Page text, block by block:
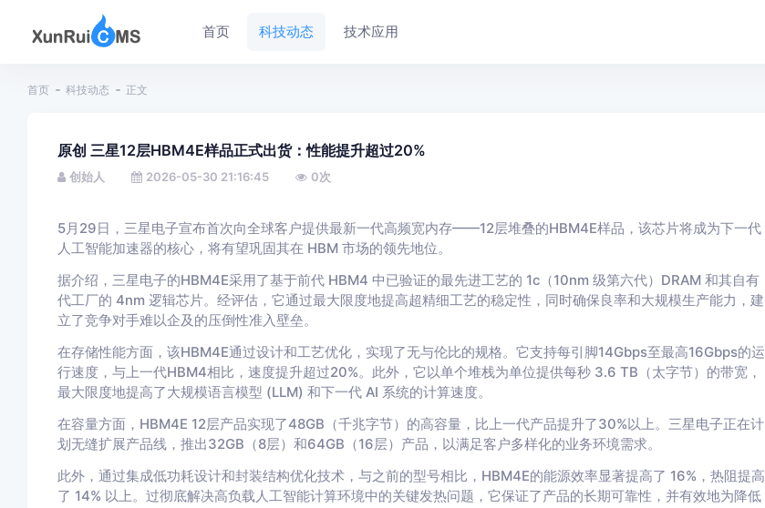
首页 科技动态 技术应用
首页 科技动态 正文
原创 三星12层HBM4E样品正式出货：性能提升超过20%
创始人 2026-05-30 21:16:45 0次
5月29日，三星电子宣布首次向全球客户提供最新一代高频宽内存——12层堆叠的HBM4E样品，该芯片将成为下一代
人工智能加速器的核心，将有望巩固其在 HBM 市场的领先地位。
据介绍，三星电子的HBM4E采用了基于前代 HBM4 中已验证的最先进工艺的 1c（10nm 级第六代）DRAM 和其自有
代工厂的 4nm 逻辑芯片。经评估，它通过最大限度地提高超精细工艺的稳定性，同时确保良率和大规模生产能力，建
立了竞争对手难以企及的压倒性准入壁垒。
在存储性能方面，该HBM4E通过设计和工艺优化，实现了无与伦比的规格。它支持每引脚14Gbps至最高16Gbps的运
行速度，与上一代HBM4相比，速度提升超过20%。此外，它以单个堆栈为单位提供每秒 3.6 TB（太字节）的带宽，
最大限度地提高了大规模语言模型 (LLM) 和下一代 AI 系统的计算速度。
在容量方面，HBM4E 12层产品实现了48GB（千兆字节）的高容量，比上一代产品提升了30%以上。三星电子正在计
划无缝扩展产品线，推出32GB（8层）和64GB（16层）产品，以满足客户多样化的业务环境需求。
此外，通过集成低功耗设计和封装结构优化技术，与之前的型号相比，HBM4E的能源效率显著提高了 16%，热阻提高
了 14% 以上。过彻底解决高负载人工智能计算环境中的关键发热问题，它保证了产品的长期可靠性，并有效地为降低